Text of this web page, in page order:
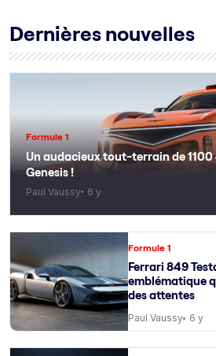
Dernières nouvelles
Formule 1
Un audacieux tout-terrain de
Genesis !
Paul Vaussy 6 y
Formule 1
Ferrari 849
emblématique
des attentes
Paul Vaussy 6 y